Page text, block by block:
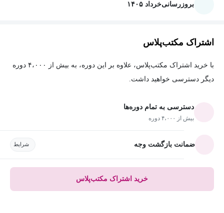
بروزرسانیخرداد ۱۴۰۵
اشتراک مکتب‌پلاس
با خرید اشتراک مکتب‌پلاس، علاوه بر این دوره، به بیش از ۴،۰۰۰ دوره
دیگر دسترسی خواهید داشت.
دسترسی به تمام دوره‌ها
بیش از ۴،۰۰۰ دوره
ضمانت بازگشت وجه شرایط
خرید اشتراک مکتب‌پلاس